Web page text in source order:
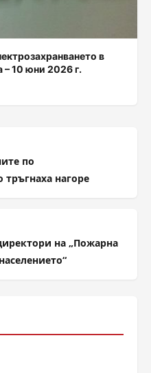
в
– 10 юни 2026 г.
по
нагоре
на „Пожарна